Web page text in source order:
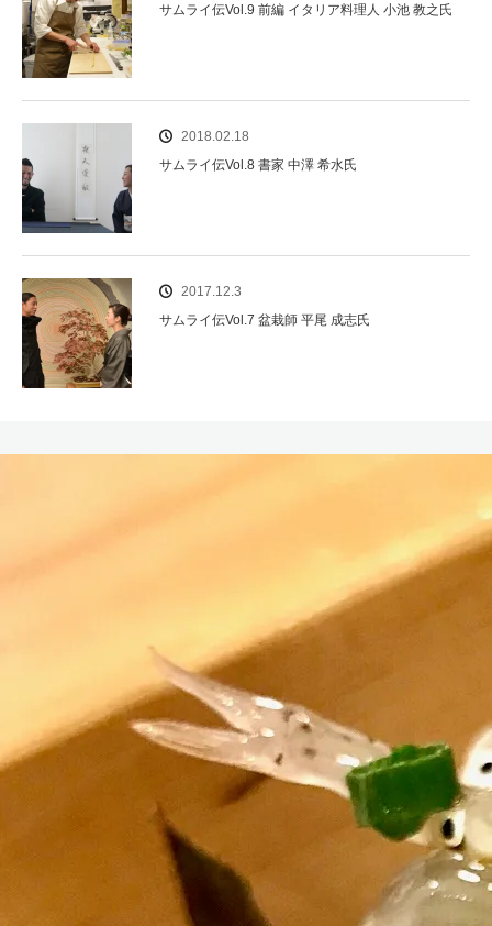
サムライ伝Vol.9 前編 イタリア料理人 小池 教之氏
2018.02.18
サムライ伝Vol.8 書家 中澤 希水氏
2017.12.3
サムライ伝Vol.7 盆栽師 平尾 成志氏